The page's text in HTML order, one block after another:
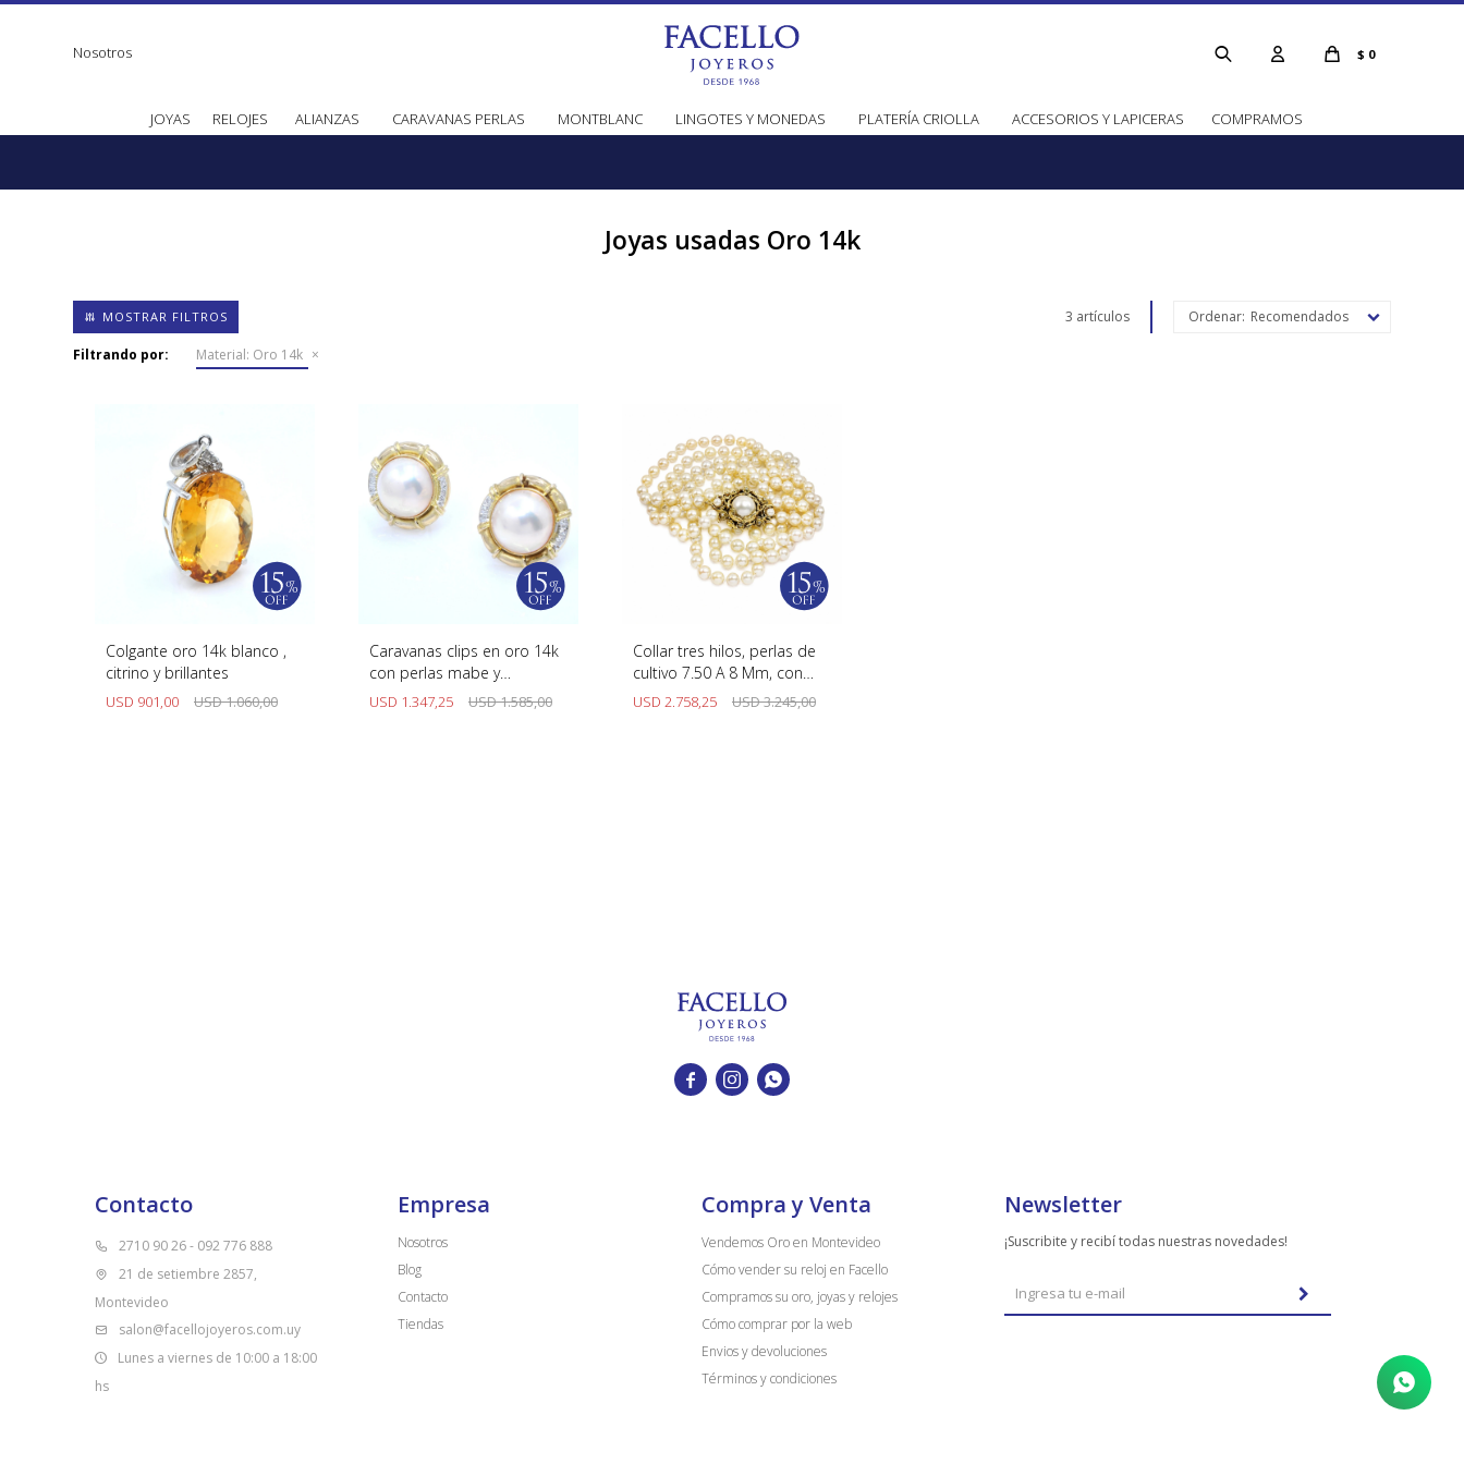
JOYAS RELOJES ALIANZAS CARAVANAS PERLAS MONTBLANC LINGOTES Y MONEDAS PLATERÍA CRIOLLA ACCESORIOS Y LAPICERAS COMPRAMOS
$ 0
Nosotros
Joyas usadas Oro 14k
3 artículos Recomendados
Filtrando por: Material: Oro 14k
Colgante oro 14k blanco ,
citrino y brillantes
USD 901,00 USD1.060,00
Caravanas clips en oro 14k
con perlas mabe y
brillantes
USD 1.347,25 USD1.585,00
Collar tres hilos, perlas de
cultivo 7.50 A 8 Mm, con
broche de oro rosado 14K,
USD 2.758,25 USD3.245,00
  
Contacto
2710 90 26 - 092 776 888
21 de setiembre 2857,
Montevideo
salon@facellojoyeros.com.uy
Lunes a viernes de 10:00 a 18:00
hs
Empresa
Nosotros
Blog
Contacto
Tiendas
Compra y Venta
Vendemos Oro en Montevideo
Cómo vender su reloj en Facello
Compramos su oro, joyas y relojes
Cómo comprar por la web
Envios y devoluciones
Términos y condiciones
Newsletter
¡Suscribite y recibí todas nuestras novedades!